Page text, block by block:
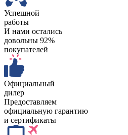
Успешной
работы
И нами остались
довольны 92%
покупателей
Официальный
дилер
Предоставляем
официальную гарантию
и сертификаты